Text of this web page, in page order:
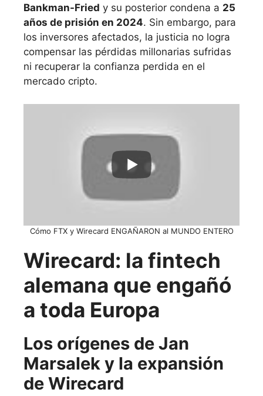
Bankman-Fried y su posterior condena a 25
años de prisión en 2024. Sin embargo, para
los inversores afectados, la justicia no logra
compensar las pérdidas millonarias sufridas
ni recuperar la confianza perdida en el
mercado cripto.
Cómo FTX y Wirecard ENGAÑARON al MUNDO ENTERO
Wirecard: la fintech
alemana que engañó
a toda Europa
Los orígenes de Jan
Marsalek y la expansión
de Wirecard